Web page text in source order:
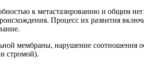
к метастазированию и общим
Процесс их развития
мембраны, нарушение соотношения
стромой).